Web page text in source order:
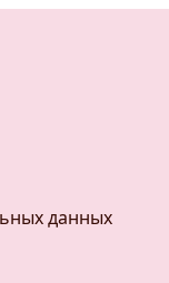
данных